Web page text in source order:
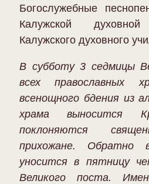
Богослужебные
Калужской
Калужского духовного
В субботу 3 седмицы
всех православных
всенощного бдения из
храма выносится
поклоняются
прихожане. Обратно
уносится в пятницу
Великого поста.